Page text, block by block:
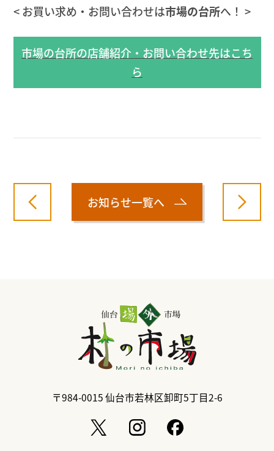
< お買い求め・お問い合わせは市場の台所へ！ >
市場の台所の店舗紹介・お問い合わせ先はこち
ら
お知らせ一覧へ
〒984-0015仙台市若林区卸町5丁目2-6